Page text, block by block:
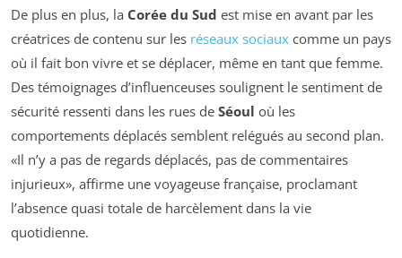
De plus en plus, la Corée du Sud est mise en avant par les
créatrices de contenu sur les réseaux sociaux comme un pays
où il fait bon vivre et se déplacer, même en tant que femme.
Des témoignages d’influenceuses soulignent le sentiment de
sécurité ressenti dans les rues de Séoul où les
comportements déplacés semblent relégués au second plan.
«Il n’y a pas de regards déplacés, pas de commentaires
injurieux», affirme une voyageuse française, proclamant
l’absence quasi totale de harcèlement dans la vie
quotidienne.